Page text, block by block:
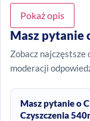
Pokaż opis
Masz pytanie
Zobacz najczęstsze
moderacji
Masz pytanie o
Czyszczenia